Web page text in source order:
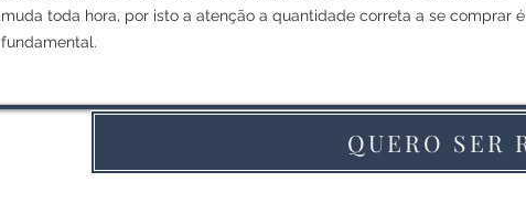
muda toda hora, por isto a atenção a quantidade correta a se comprar é
fundamental.
QUERO SER